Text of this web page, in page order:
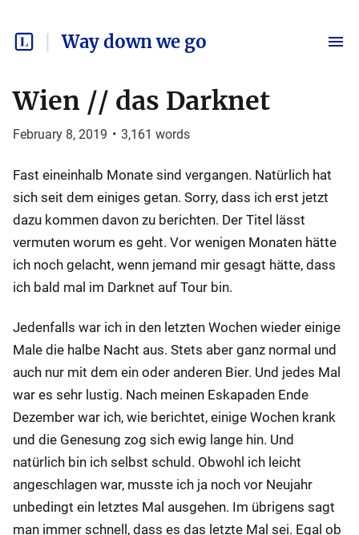
Way down we go
Wien // das Darknet
February 8, 2019 • 3,161 words
Fast eineinhalb Monate sind vergangen. Natürlich hat
sich seit dem einiges getan. Sorry, dass ich erst jetzt
dazu kommen davon zu berichten. Der Titel lässt
vermuten worum es geht. Vor wenigen Monaten hätte
ich noch gelacht, wenn jemand mir gesagt hätte, dass
ich bald mal im Darknet auf Tour bin.
Jedenfalls war ich in den letzten Wochen wieder einige
Male die halbe Nacht aus. Stets aber ganz normal und
auch nur mit dem ein oder anderen Bier. Und jedes Mal
war es sehr lustig. Nach meinen Eskapaden Ende
Dezember war ich, wie berichtet, einige Wochen krank
und die Genesung zog sich ewig lange hin. Und
natürlich bin ich selbst schuld. Obwohl ich leicht
angeschlagen war, musste ich ja noch vor Neujahr
unbedingt ein letztes Mal ausgehen. Im übrigens sagt
man immer schnell, dass es das letzte Mal sei. Egal ob